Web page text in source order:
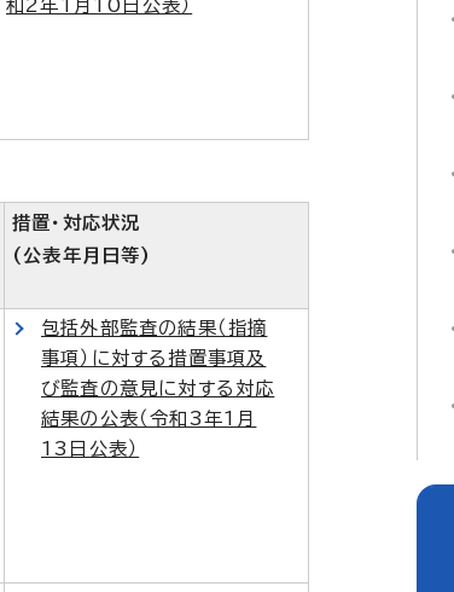
和2年1月10日公表）
措置・対応状況
(公表年月日等)
包括外部監査の結果（指摘
事項）に対する措置事項及
び監査の意見に対する対応
結果の公表（令和3年1月
13日公表）